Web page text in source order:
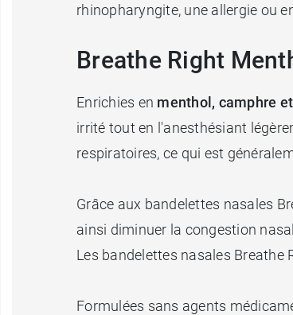
rhinopharyngite, une allergie ou
Breathe Right
Enrichies en menthol, camphre
irrité tout en l'anesthésiant
respiratoires, ce qui est
Grâce aux bandelettes nasales
ainsi diminuer la congestion
Les bandelettes nasales Breathe
Formulées sans agents